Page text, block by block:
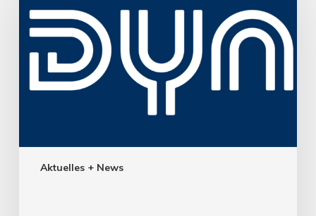
Aktuelles + News